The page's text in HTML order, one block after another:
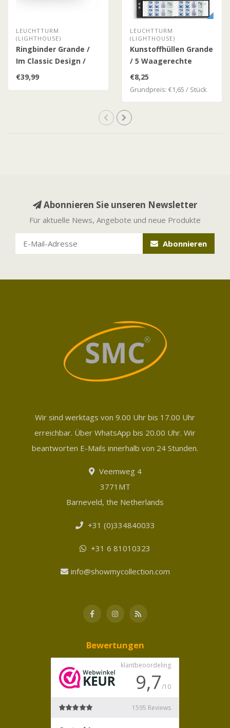
LEUCHTTURM
(LIGHTHOUSE)
Ringbinder Grande /
Im Classic Design /
Inkl. Schutzkassette
€39,99
LEUCHTTURM
(LIGHTHOUSE)
Kunstoffhüllen Grande
/ 5 Waagerechte
Streiffen / Schwarz
€8,25
Grundpreis: €1,65 / Stück
Abonnieren Sie unseren Newsletter
Für aktuelle News, Angebote und neue Produkte
Abonnieren
Wir sind werktags von 9.00 Uhr bis 17.00 Uhr
erreichbar. Über WhatsApp bis 20.00 Uhr. Wir
beantworten E-Mails innerhalb von 24 Stunden.
Veemweg 4
3771MT
Barneveld, the Netherlands
+31 (0)334840033
+31 6 81010323
info@showmycollection.com
Bewertungen